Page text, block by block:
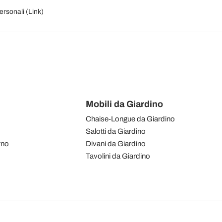
(Link)
Mobili da Giardino
Chaise-Longue da Giardino
Salotti da Giardino
Divani da Giardino
Tavolini da Giardino